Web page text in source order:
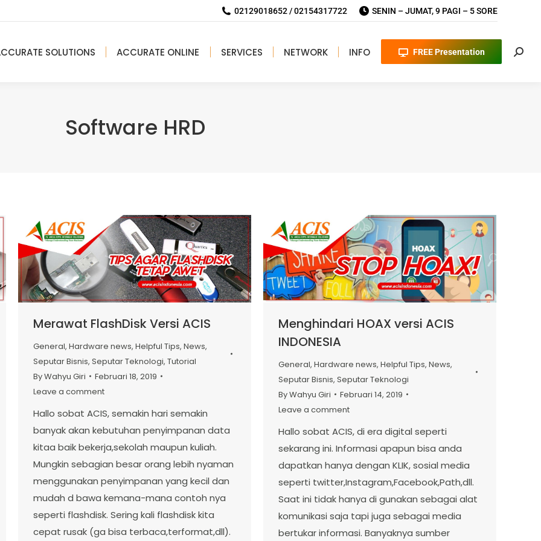
02129018652 / 02154317722 SENIN – JUMAT, 9 PAGI – 5 SORE
SOLUTIONS ACCURATE ONLINE SERVICES NETWORK INFO FREE Presentation
Software HRD
Merawat FlashDisk Versi ACIS
General, Hardware news, Helpful Tips, News,
Seputar Bisnis, Seputar Teknologi, Tutorial
ByWahyu Giri
Februari 18, 2019
Leave a comment
Hallo sobat ACIS, semakin hari semakin
banyak akan kebutuhan penyimpanan data
kitaa baik bekerja,sekolah maupun kuliah.
Mungkin sebagian besar orang lebih nyaman
menggunakan penyimpanan yang kecil dan
mudah d bawa kemana-mana contoh nya
seperti flashdisk. Sering kali flashdisk kita
cepat rusak (ga bisa terbaca,terformat,dll).
Menghindari HOAX versi ACIS
INDONESIA
General, Hardware news, Helpful Tips, News,
Seputar Bisnis, Seputar Teknologi
ByWahyu Giri
Februari 14, 2019
Leave a comment
Hallo sobat ACIS, di era digital seperti
sekarang ini. Informasi apapun bisa anda
dapatkan hanya dengan KLIK, sosial media
seperti twitter,Instagram,Facebook,Path,dll.
Saat ini tidak hanya di gunakan sebagai alat
komunikasi saja tapi juga sebagai media
bertukar informasi. Banyaknya sumber